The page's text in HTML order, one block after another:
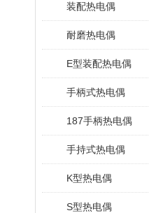
装配热电偶
耐磨热电偶
E型装配热电偶
手柄式热电偶
187手柄热电偶
手持式热电偶
K型热电偶
S型热电偶